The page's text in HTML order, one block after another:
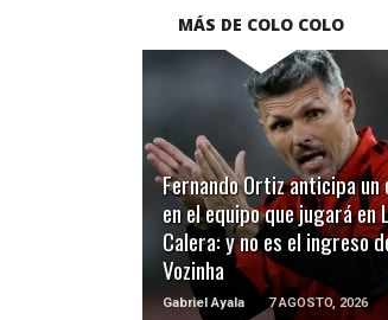
MÁS DE COLO COLO
Fernando Ortiz anticipa un
en el equipo que jugará en
Calera: y no es el ingreso
Vozinha
Gabriel Ayala 7 AGOSTO, 2026
LEER MÁS